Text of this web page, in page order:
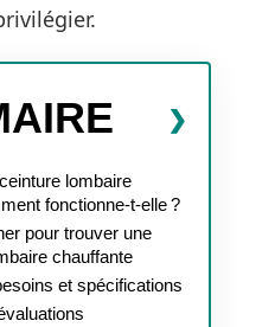
lombaire
fonctionne-t-elle ?
pour trouver une
chauffante
et spécifications